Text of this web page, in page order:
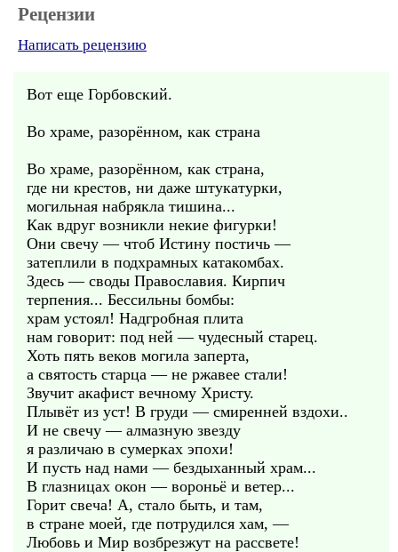
Рецензии
Написать рецензию
Вот еще Горбовский.
Во храме, разорённом, как страна
Во храме, разорённом, как страна,
где ни крестов, ни даже штукатурки,
могильная набрякла тишина...
Как вдруг возникли некие фигурки!
Они свечу — чтоб Истину постичь —
затеплили в подхрамных катакомбах.
Здесь — своды Православия. Кирпич
терпения... Бессильны бомбы:
храм устоял! Надгробная плита
нам говорит: под ней — чудесный старец.
Хоть пять веков могила заперта,
а святость старца — не ржавее стали!
Звучит акафист вечному Христу.
Плывёт из уст! В груди — смиренней вздохи..
И не свечу — алмазную звезду
я различаю в сумерках эпохи!
И пусть над нами — бездыханный храм...
В глазницах окон — вороньё и ветер...
Горит свеча! А, стало быть, и там,
в стране моей, где потрудился хам, —
Любовь и Мир возбрезжут на рассвете!